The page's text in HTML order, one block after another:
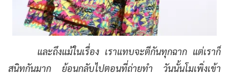
และถึงแม้ในเรื่อง เราแทบจะตีกันทุกฉาก แต่เราก็
สนิทกันมาก ย้อนกลับไปตอนที่ถ่ายทำ วันนั้นโมเพิ่งเข้า